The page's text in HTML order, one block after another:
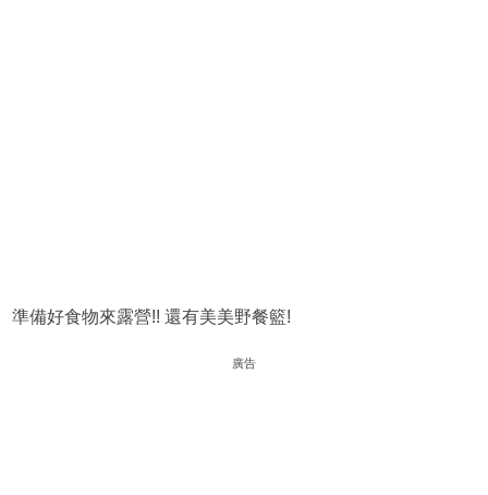
準備好食物來露營!! 還有美美野餐籃!
廣告